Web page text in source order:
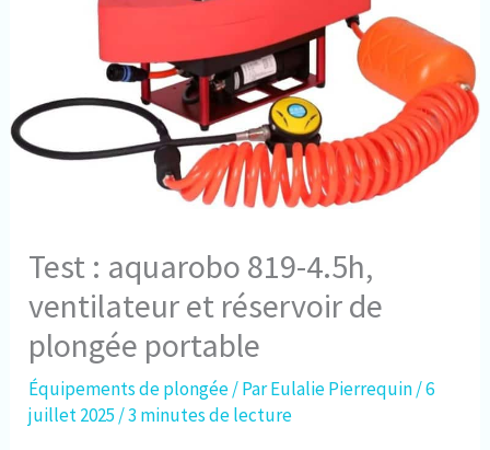
Test : aquarobo 819-4.5h,
ventilateur et réservoir de
plongée portable
Équipements de plongée/ ParEulalie Pierrequin/6
juillet 2025 /3 minutes de lecture